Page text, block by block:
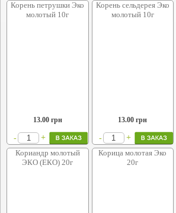
Корень петрушки Эко
молотый 10г
13.00грн
- +
Корень сельдерея Эко
молотый 10г
13.00 грн
- +
Кориандр молотый
ЭКО (ЕКО) 20г
Корица молотая Эко
20г